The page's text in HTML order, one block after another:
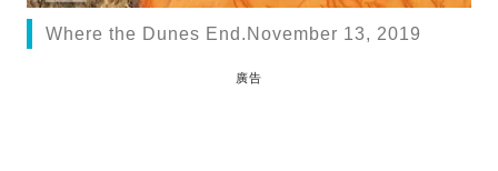
Where the Dunes End.November 13, 2019
廣告